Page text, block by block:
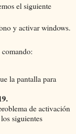
el siguiente
y activar windows.
la pantalla para
de activación
siguientes